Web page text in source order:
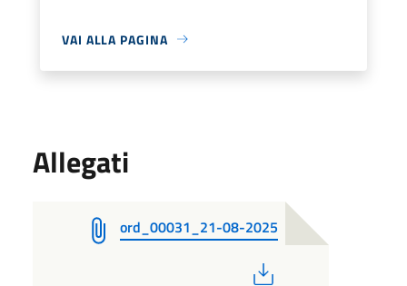
VAI ALLA PAGINA
Allegati
ord_00031_21-08-2025